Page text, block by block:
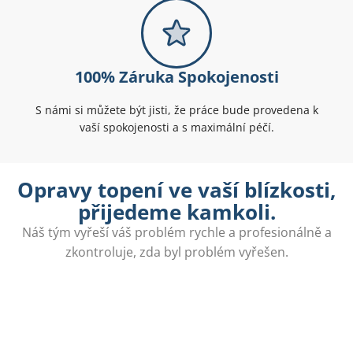
100% Záruka Spokojenosti
S námi si můžete být jisti, že práce bude provedena k
vaší spokojenosti a s maximální péčí.
Opravy topení ve vaší blízkosti,
přijedeme kamkoli.
Náš tým vyřeší váš problém rychle a profesionálně a
zkontroluje, zda byl problém vyřešen.